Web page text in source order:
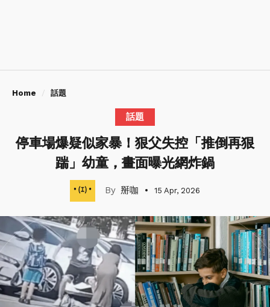
Home 話題
話題
停車場爆疑似家暴！狠父失控「推倒再狠
踹」幼童，畫面曝光網炸鍋
掰咖 15 Apr, 2026